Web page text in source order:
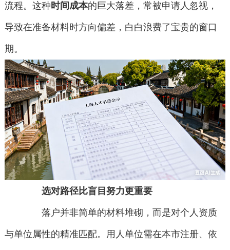
流程。这种时间成本的巨大落差，常被申请人忽视，
导致在准备材料时方向偏差，白白浪费了宝贵的窗口
期。
选对路径比盲目努力更重要
落户并非简单的材料堆砌，而是对个人资质
与单位属性的精准匹配。用人单位需在本市注册、依